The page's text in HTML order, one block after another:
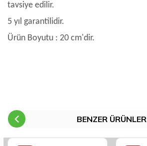
tavsiye edilir.
5 yıl garantilidir.
Ürün Boyutu : 20 cm'dir.
BENZER ÜRÜNLER